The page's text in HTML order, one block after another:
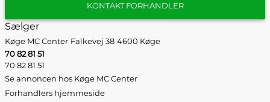
KONTAKT FORHANDLER
Sælger
Køge MC Center Falkevej 38 4600 Køge
70 82 81 51
70 82 81 51
Se annoncen hos Køge MC Center
Forhandlers hjemmeside